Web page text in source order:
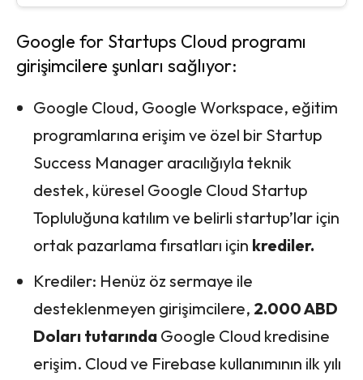
Google for Startups Cloud programı
girişimcilere şunları sağlıyor:
Google Cloud, Google Workspace, eğitim
programlarına erişim ve özel bir Startup
Success Manager aracılığıyla teknik
destek, küresel Google Cloud Startup
Topluluğuna katılım ve belirli startup’lar için
ortak pazarlama fırsatları için krediler.
Krediler: Henüz öz sermaye ile
desteklenmeyen girişimcilere, 2.000 ABD
Doları tutarında Google Cloud kredisine
erişim. Cloud ve Firebase kullanımının ilk yılı